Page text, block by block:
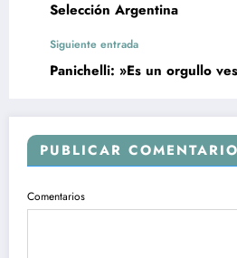
Selección Argentina
Siguiente entrada
Panichelli: »Es un orgullo
PUBLICAR COMENTARIO
Comentarios